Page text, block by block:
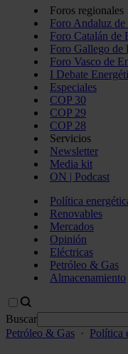
Foros regionales
Foro Andaluz de
Foro Catalán de
Foro Gallego de
Foro Vasco de
I Debate
Especiales
COP 30
COP 29
COP 28
Servicios
Newsletter
Media kit
ON | Podcast
Política
Renovables
Mercados
Opinión
Eléctricas
Petróleo & Gas
Almacenamiento
Buscar
Petróleo & Gas · Política